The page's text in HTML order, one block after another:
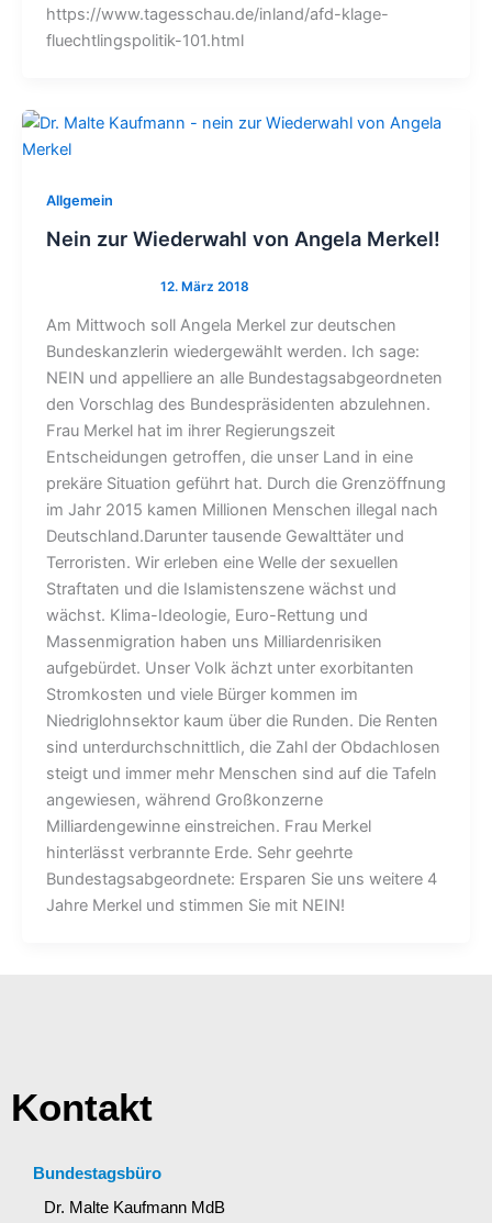
https://www.tagesschau.de/inland/afd-klage-
fluechtlingspolitik-101.html
Allgemein
Nein zur Wiederwahl von Angela Merkel!
Am Mittwoch soll Angela Merkel zur deutschen
Bundeskanzlerin wiedergewählt werden. Ich sage:
NEIN und appelliere an alle Bundestagsabgeordneten
den Vorschlag des Bundespräsidenten abzulehnen.
Frau Merkel hat im ihrer Regierungszeit
Entscheidungen getroffen, die unser Land in eine
prekäre Situation geführt hat. Durch die Grenzöffnung
im Jahr 2015 kamen Millionen Menschen illegal nach
Deutschland.Darunter tausende Gewalttäter und
Terroristen. Wir erleben eine Welle der sexuellen
Straftaten und die Islamistenszene wächst und
wächst. Klima-Ideologie, Euro-Rettung und
Massenmigration haben uns Milliardenrisiken
aufgebürdet. Unser Volk ächzt unter exorbitanten
Stromkosten und viele Bürger kommen im
Niedriglohnsektor kaum über die Runden. Die Renten
sind unterdurchschnittlich, die Zahl der Obdachlosen
steigt und immer mehr Menschen sind auf die Tafeln
angewiesen, während Großkonzerne
Milliardengewinne einstreichen. Frau Merkel
hinterlässt verbrannte Erde. Sehr geehrte
Bundestagsabgeordnete: Ersparen Sie uns weitere 4
Jahre Merkel und stimmen Sie mit NEIN!
Kontakt
Bundestagsbüro
Dr. Malte Kaufmann MdB